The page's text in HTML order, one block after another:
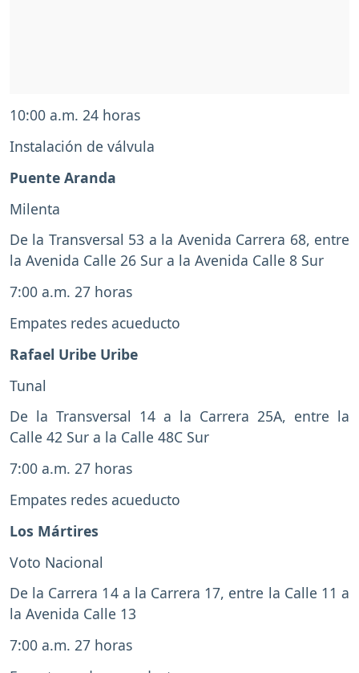
10:00 a.m. 24 horas
Instalación de válvula
Puente Aranda
Milenta
De la Transversal 53 a la Avenida Carrera 68, entre
la Avenida Calle 26 Sur a la Avenida Calle 8 Sur
7:00 a.m. 27 horas
Empates redes acueducto
Rafael Uribe Uribe
Tunal
De la Transversal 14 a la Carrera 25A, entre la
Calle 42 Sur a la Calle 48C Sur
7:00 a.m. 27 horas
Empates redes acueducto
Los Mártires
Voto Nacional
De la Carrera 14 a la Carrera 17, entre la Calle 11 a
la Avenida Calle 13
7:00 a.m. 27 horas